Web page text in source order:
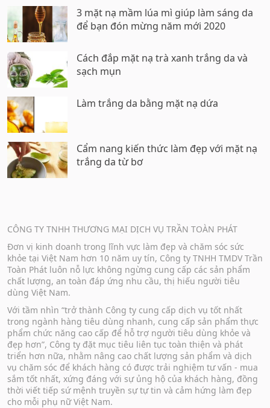
3 mặt nạ mầm lúa mì giúp làm sáng da
để bạn đón mừng năm mới 2020
Cách đắp mặt nạ trà xanh trắng da và
sạch mụn
Làm trắng da bằng mặt nạ dứa
Cẩm nang kiến thức làm đẹp với mặt nạ
trắng da từ bơ
CÔNG TY TNHH THƯƠNG MẠI DỊCH VỤ TRẦN TOÀN PHÁT
Đơn vị kinh doanh trong lĩnh vực làm đẹp và chăm sóc sức
khỏe tại Việt Nam hơn 10 năm uy tín, Công ty TNHH TMDV Trần
Toàn Phát luôn nỗ lực không ngừng cung cấp các sản phẩm
chất lượng, an toàn đáp ứng nhu cầu, thị hiếu người tiêu
dùng Việt Nam.
Với tầm nhìn “trở thành Công ty cung cấp dịch vụ tốt nhất
trong ngành hàng tiêu dùng nhanh, cung cấp sản phẩm thực
phẩm chức năng cao cấp để hỗ trợ người tiêu dùng khỏe và
đẹp hơn”, Công ty đặt mục tiêu liên tục toàn thiện và phát
triển hơn nữa, nhằm nâng cao chất lượng sản phẩm và dịch
vụ chăm sóc để khách hàng có được trải nghiệm tư vấn - mua
sắm tốt nhất, xứng đáng với sự ủng hộ của khách hàng, đồng
thời viết tiếp sứ mệnh truyền sự tự tin và cảm hứng làm đẹp
cho mỗi phụ nữ Việt Nam.